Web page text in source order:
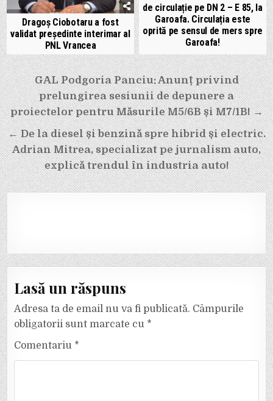
Dragoș Ciobotaru a fost
validat președinte interimar al
PNL Vrancea
de circulație pe DN 2 – E 85, la
Garoafa. Circulația este
oprită pe sensul de mers spre
Garoafa!
Navigare
în
articole
GAL Podgoria Panciu: Anunț privind
prelungirea sesiunii de depunere a
proiectelor pentru Măsurile M5/6B și M7/1B! →
← De la diesel și benzină spre hibrid și electric.
Adrian Mitrea, specializat pe jurnalism auto,
explică trendul în industria auto!
Lasă un răspuns
Adresa ta de email nu va fi publicată. Câmpurile
obligatorii sunt marcate cu *
Comentariu *